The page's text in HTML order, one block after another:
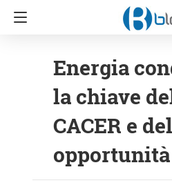
Energia
la chiave
CACER e